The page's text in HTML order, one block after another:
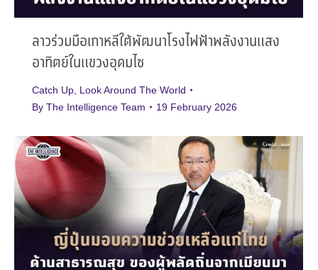
ลาวร่วมมือเกาหลีใต้พัฒนาโรงไฟฟ้าพลังงานแสง
อาทิตย์ในแขวงอุดมไซ
Catch Up Look Around The World
By The Intelligence Team 19 February 2026